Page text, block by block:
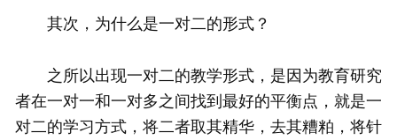
其次，为什么是一对二的形式？
之所以出现一对二的教学形式，是因为教育研究
者在一对一和一对多之间找到最好的平衡点，就是一
对二的学习方式，将二者取其精华，去其糟粕，将针